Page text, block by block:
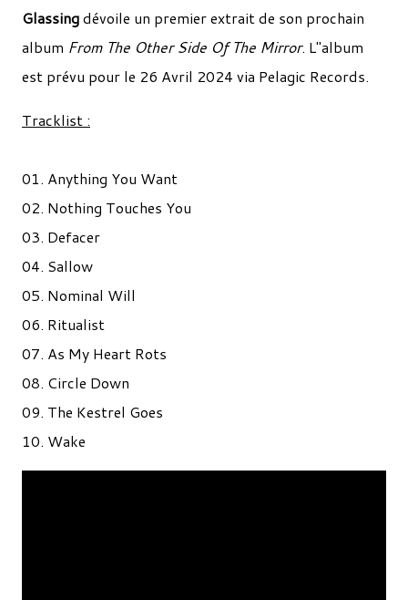
Glassingdévoile un premier extrait de son prochain
album From The Other Side Of The Mirror. L''album
est prévu pour le 26 Avril 2024 via Pelagic Records.
Tracklist :
01. Anything You Want
02. Nothing Touches You
03. Defacer
04. Sallow
05. Nominal Will
06. Ritualist
07. As My Heart Rots
08. Circle Down
09. The Kestrel Goes
10. Wake